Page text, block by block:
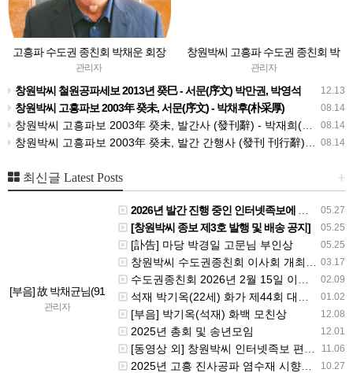
고흥파 수도권 종친회 박채운 회장
인사말
관리자
창원박씨 고흥파 수도권 종친회 박
효수 회장 인사 말씀
관리자
12.13
창원박씨 철원공파세보 2013년 癸巳 - 서문(序文)​ 박만권, 박영석
08.14
창원박씨 고흥파보 2003年 癸未, 서문(序文) - 박채후(朴采厚)
08.14
창원박씨 고흥파보 2003年 癸未, 발간사 (發刊辭) - 박재희(朴載熙)
08.14
창원박씨 고흥파보 2003年 癸未, 발간 간행사 (發刊 刊行辭) - 박성희(朴成熙)
+
최신글 Latest Posts
[부음] 故 박채균님(91
세, 요셉) 수석고문님
관리자
05.27
2026년 발간 진행 중인 인터넷족보에 등재할 수단 자료는 무엇인가요?
05.25
[창원박씨 종보 제3호 발행 및 배송 공지]
05.25
[訃告] 마당 박경일 고문님 부인상
03.17
창원박씨 수도권종친회 이사회 개최 안내 - 26.4.19 (일) 10시
02.09
수도권종친회 2026년 2월 15일 이사회 개최 안내
01.02
석재 박기옥(22세) 화가 제44회 대한민국미술대전 비구상부문 우수상
12.08
[부음] 박기옥(석재) 화백 모친상
12.01
2025년 총회 및 송년모임
11.06
[동영상 외] 창원박씨 인터넷족보 편찬 안내
10.27
2025년 고흥 진사공파 염수재 시향제 참석 안내